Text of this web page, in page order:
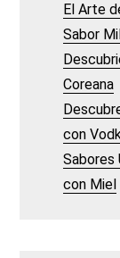
El Arte
Sabor
Coreana
con
Sabores
con Miel